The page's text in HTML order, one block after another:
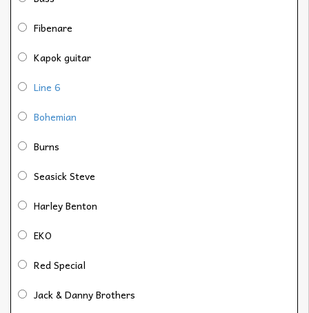
Fibenare
Kapok guitar
Line 6
Bohemian
Burns
Seasick Steve
Harley Benton
EKO
Red Special
Jack & Danny Brothers